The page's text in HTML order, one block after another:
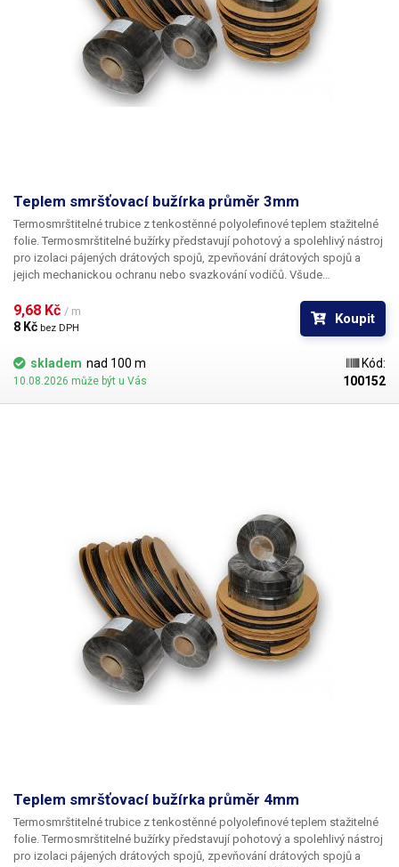
Teplem smršťovací bužírka průměr 3mm
Termosmrštitelné trubice z tenkostěnné polyolefinové teplem stažitelné
folie. Termosmrštitelné bužírky představují pohotový a spolehlivý nástroj
pro izolaci pájených drátových spojů, zpevňování drátových spojů a
jejich mechanickou ochranu nebo svazkování vodičů. Všude
elektrikářská izolační páska je nyní možné nasadit teplem smrštitelné
fólie.
9,68 Kč / m
8 Kč bez DPH
Koupit
skladem nad 100 m
10.08.2026 může být u Vás
Kód:
100152
Teplem smršťovací bužírka průměr 4mm
Termosmrštitelné trubice z tenkostěnné polyolefinové teplem stažitelné
folie. Termosmrštitelné bužírky představují pohotový a spolehlivý nástroj
pro izolaci pájených drátových spojů, zpevňování drátových spojů a